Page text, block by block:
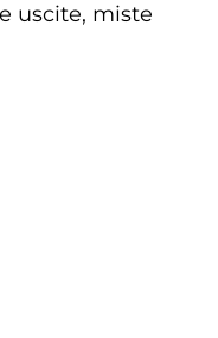
uscite, miste